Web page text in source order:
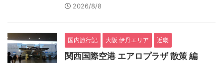
2026/8/8
国内旅行記 大阪 伊丹エリア 近畿
関西国際空港 エアロプラザ 散策 編